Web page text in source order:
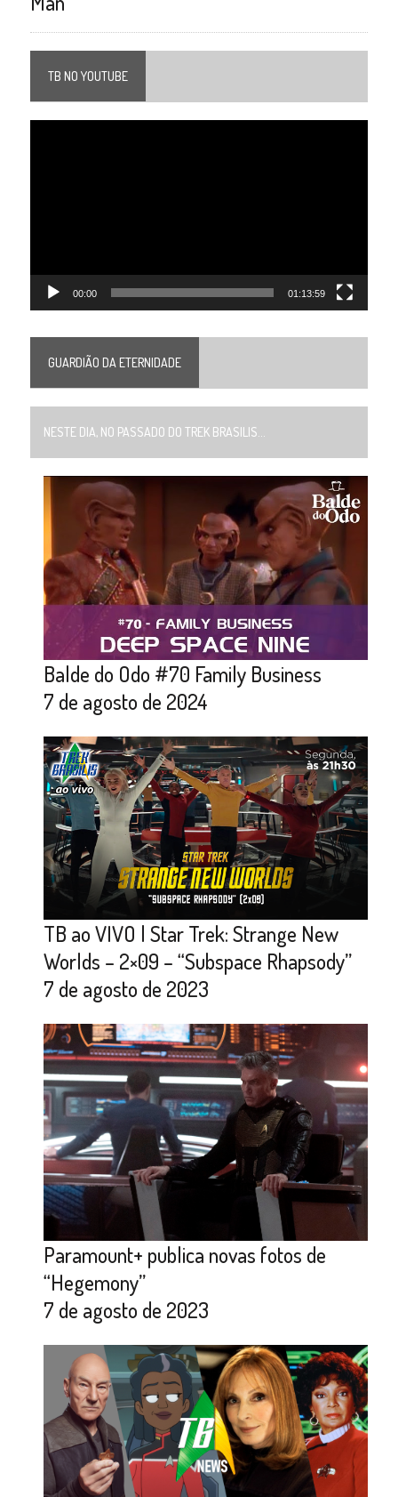
TB NO YOUTUBE
00:00 01:13:59
GUARDIÃO DA ETERNIDADE
NESTE DIA, NO PASSADO DO TREK BRASILIS...
Balde do Odo #70 Family Business
7 de agosto de 2024
TB ao VIVO | Star Trek: Strange New
Worlds – 2×09 – “Subspace Rhapsody”
7 de agosto de 2023
Paramount+ publica novas fotos de
“Hegemony”
7 de agosto de 2023